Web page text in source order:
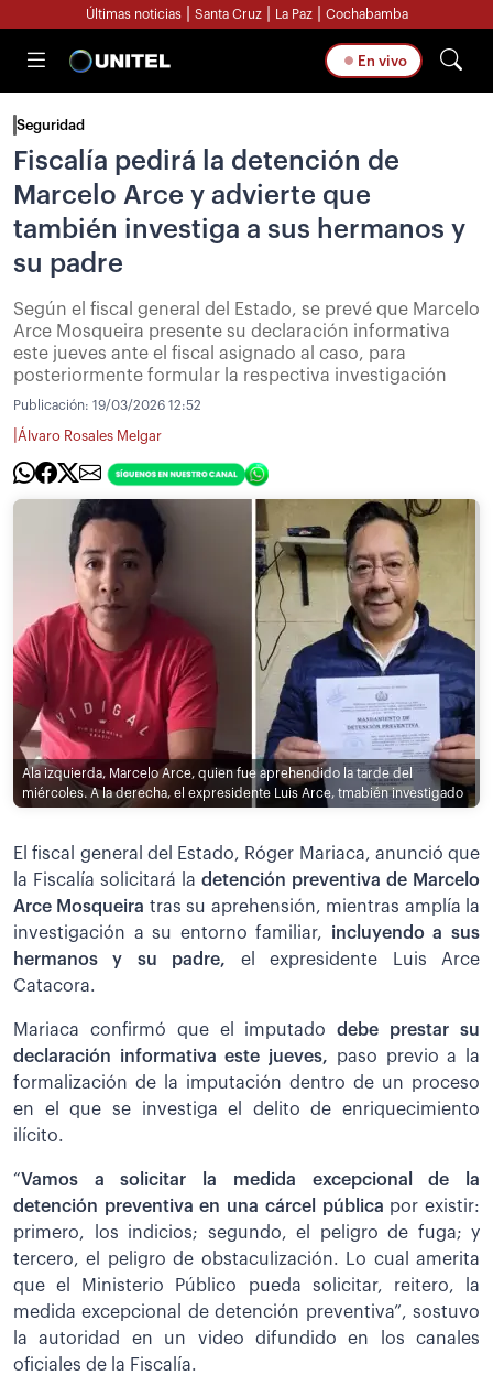
Últimas noticias Santa Cruz La Paz Cochabamba
En vivo
Seguridad
Fiscalía pedirá la detención de
Marcelo Arce y advierte que
también investiga a sus hermanos y
su padre
Según el fiscal general del Estado, se prevé que Marcelo
Arce Mosqueira presente su declaración informativa
este jueves ante el fiscal asignado al caso, para
posteriormente formular la respectiva investigación
Publicación: 19/03/2026 12:52
Álvaro Rosales Melgar
Ala izquierda, Marcelo Arce, quien fue aprehendido la tarde del
miércoles. A la derecha, el expresidente Luis Arce, tmabién investigado
El fiscal general del Estado, Róger Mariaca, anunció que
la Fiscalía solicitará la detención preventiva de Marcelo
Arce Mosqueira tras su aprehensión, mientras amplía la
investigación a su entorno familiar, incluyendo a sus
hermanos y su padre, el expresidente Luis Arce
Catacora.
Mariaca confirmó que el imputadodebe prestar su
declaración informativa este jueves, paso previo a la
formalización de la imputación dentro de un proceso
en el que se investiga el delito de enriquecimiento
ilícito.
“Vamos a solicitar la medida excepcional de la
detención preventiva en una cárcel pública por existir:
primero, los indicios; segundo, el peligro de fuga; y
tercero, el peligro de obstaculización. Lo cual amerita
que el Ministerio Público pueda solicitar, reitero, la
medida excepcional de detención preventiva”, sostuvo
la autoridad en un video difundido en los canales
oficiales de la Fiscalía.